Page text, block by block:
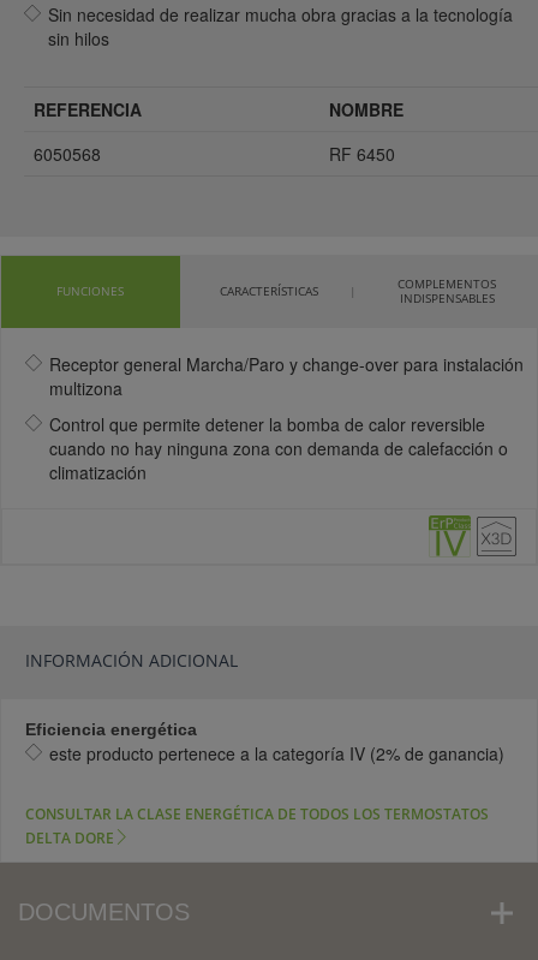
Sin necesidad de realizar mucha obra gracias a la tecnología
sin hilos
REFERENCIA
NOMBRE
6050568
RF 6450
FUNCIONES CARACTERÍSTICAS
COMPLEMENTOS
INDISPENSABLES
Receptor general Marcha/Paro y change-over para instalación
multizona
Control que permite detener la bomba de calor reversible
cuando no hay ninguna zona con demanda de calefacción o
climatización
INFORMACIÓN ADICIONAL
Eficiencia energética
este producto pertenece a la categoría IV (2% de ganancia)
CONSULTAR LA CLASE ENERGÉTICA DE TODOS LOS TERMOSTATOS
DELTA DORE
DOCUMENTOS